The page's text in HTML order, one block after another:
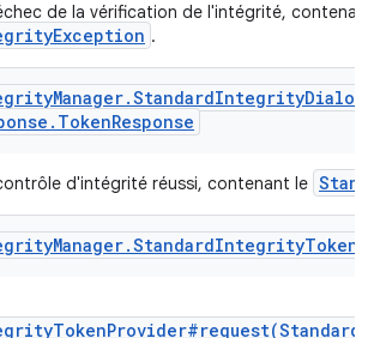
de la vérification de l'intégrité, contenant
.
Manager.StandardIntegrityDialog
. TokenResponse
d'intégrité réussi, contenant le
Manager.StandardIntegrityToken